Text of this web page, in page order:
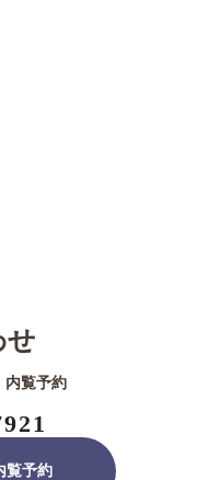
せ
内覧予約
覧予約